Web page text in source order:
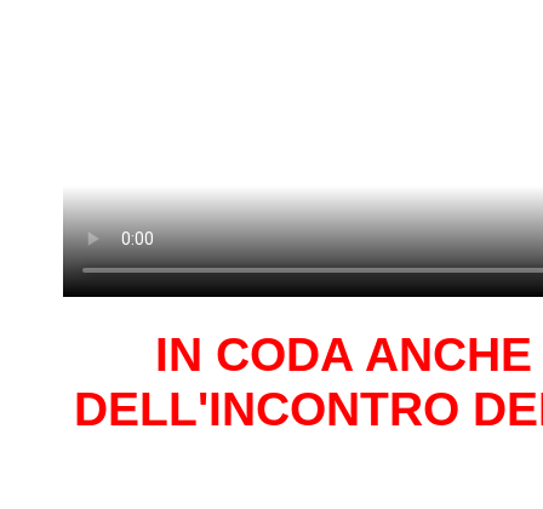
IN CODA
DELL'INCONTRO